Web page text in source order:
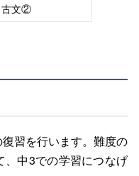
古文②
習を行います。難度の
、中3での学習につなげ